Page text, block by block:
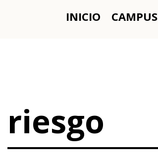
INICIO CAMPUS
riesgo